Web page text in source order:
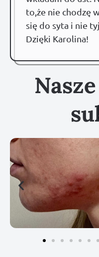
to,że nie chodzę
się do syta i nie
Dzięki Karolina!